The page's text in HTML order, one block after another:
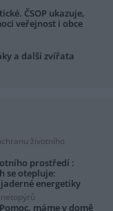
ČSOP ukazuje,
veřejnost i obce
a další zvířata
životního
prostředí :
se otepluje:
energetiky
máme v domě